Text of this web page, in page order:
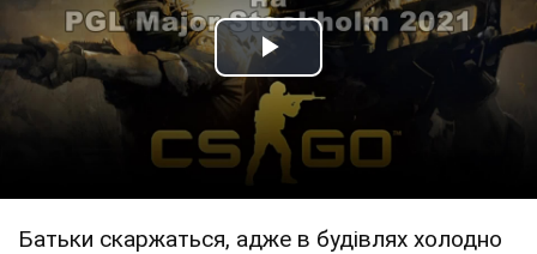
Play Video
Батьки скаржаться, адже в будівлях холодно